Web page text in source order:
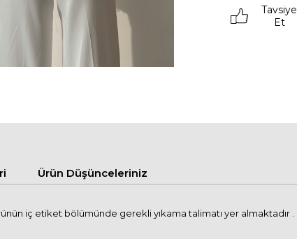
Tavsiye
Et
Ürün Düşünceleriniz
iç etiket bölümünde gerekli yıkama talimatı yer almaktadır .